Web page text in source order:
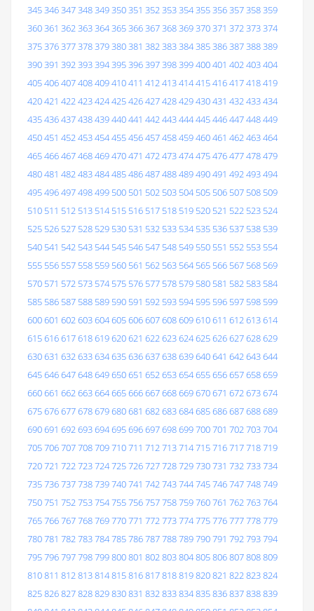
345346347348349350351 352353354355356357358359
360361 362363364365366367368369370371 372373374
375376377378379380381 382383384385386387388389
390391 392393394395396397398399400401 402403404
405406407408409410411 412413414415416417418419
420421 422423424425426427428429430431 432433434
435436437438439440441 442443444445446447448449
450451 452453454455456457458459460461 462463464
465466467468469470471 472473474475476477478479
480481 482483484485486487488489490491 492493494
495496497498499 500 501 502 503 504 505 506 507 508 509
510 511 512 513 514 515 516 517 518 519 520 521 522 523 524
525 526 527 528 529 530 531 532 533 534 535 536 537 538 539
540 541 542 543 544 545 546 547 548 549 550 551 552 553 554
555 556 557 558 559 560 561 562 563 564 565 566 567 568 569
570 571 572 573 574 575 576 577 578 579 580 581 582 583 584
585 586 587 588 589 590 591 592 593 594 595 596 597 598 599
600601 602603604605606607608609610611 612613614
615616617618619620621 622623624625626627628629
630631 632633634635636637638639640641 642643644
645646647648649650651 652653654655656657658659
660661 662663664665666667668669670671 672673674
675676677678679680681 682683684685686687688689
690691 692693694695696697698699700701 702703704
705706707708709710711 712713714715716717718719
720721 722723724725726727728729730731 732733734
735736737738739740741 742743744745746747748749
750751 752753754755756757758759760761 762763764
765766767768769770771 772773774775776777778779
780781 782783784785786787788789790791 792793794
795796797798799800801 802803804805806807808809
810811 812813814815816817818819820821 822823824
825826827828829830831 832833834835836837838839